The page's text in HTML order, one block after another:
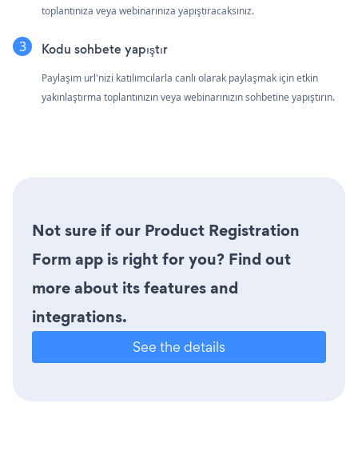
toplantınıza veya webinarınıza yapıştıracaksınız.
Kodu sohbete yapıştır
Paylaşım url'nizi katılımcılarla canlı olarak paylaşmak için etkin
yakınlaştırma toplantınızın veya webinarınızın sohbetine yapıştırın.
Not sure if our Product Registration
Form app is right for you? Find out
more about its features and
integrations.
See the details